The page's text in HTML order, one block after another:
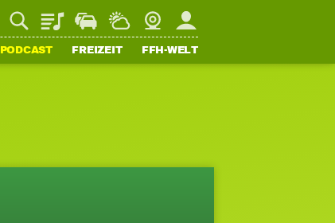
PlaylistStaupilotWetterWebcamMein FFH
PODCAST FREIZEIT FFH-WELT